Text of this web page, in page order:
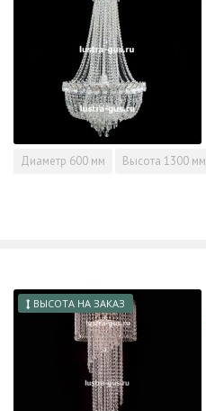
Диаметр 600 мм Высота 1300 мм
ВЫСОТА НА ЗАКАЗ